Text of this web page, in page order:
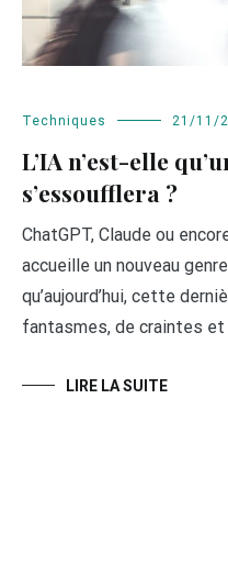
Techniques 21/11/
L’IA n’est-elle
s’essoufflera ?
ChatGPT, Claude ou
accueille un nouveau
qu’aujourd’hui, cette
fantasmes, de craintes et
LIRE LA SUITE